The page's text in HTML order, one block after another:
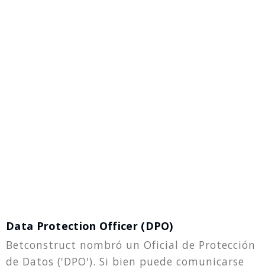
Data Protection Officer (DPO)
Betconstruct nombró un Oficial de Protección
de Datos ('DPO'). Si bien puede comunicarse